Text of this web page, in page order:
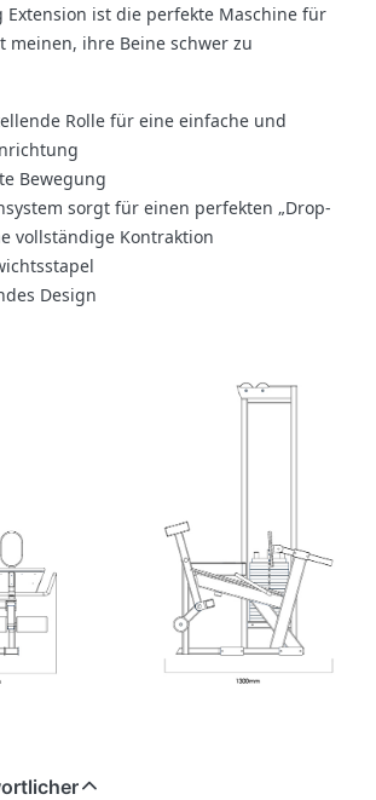
Extension ist die perfekte Maschine für
meinen, ihre Beine schwer zu
Rolle für eine einfache und
Bewegung
sorgt für einen perfekten „Drop-
vollständige Kontraktion
Design